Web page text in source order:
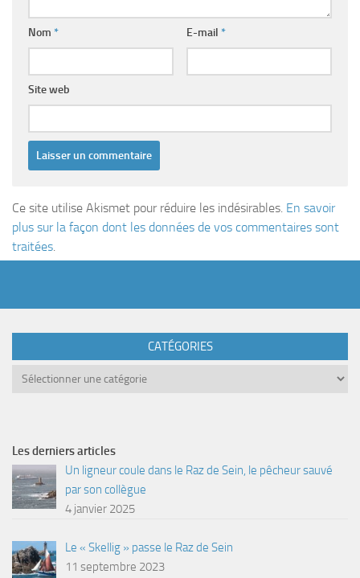
Nom * E-mail *
Site web
Ce site utilise Akismet pour réduire les indésirables. En savoir
plus sur la façon dont les données de vos commentaires sont
traitées.
CATÉGORIES
Catégories
Les derniers articles
Un ligneur coule dans le Raz de Sein, le pêcheur sauvé
par son collègue
4 janvier 2025
Le « Skellig » passe le Raz de Sein
11 septembre 2023